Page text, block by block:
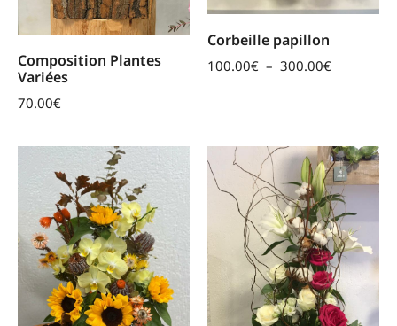
Composition Plantes
Variées
70.00€
Corbeille papillon
100.00€ – 300.00€